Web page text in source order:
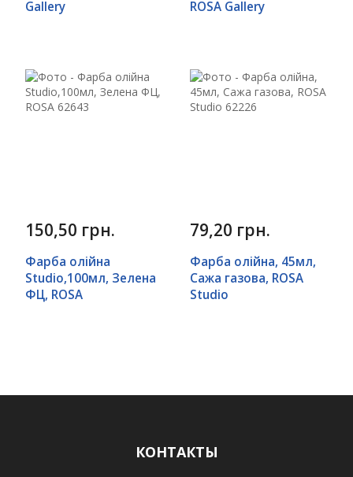
Gallery ROSA Gallery
150,50 грн.
Фарба олійна
Studio,100мл, Зелена
ФЦ, ROSA
79,20 грн.
Фарба олійна, 45мл,
Сажа газова, ROSA
Studio
КОНТАКТЫ